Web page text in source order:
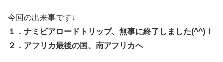
今回の出来事です↓
１．ナミビアロードトリップ、無事に終了しました(^^)！
２．アフリカ最後の国、南アフリカへ